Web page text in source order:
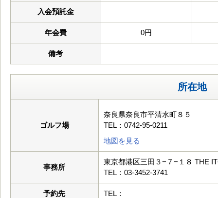
入会預託金
年会費 0円
備考
所在地
ゴルフ場
奈良県奈良市平清水町８５
TEL：0742-95-0211
地図を見る
事務所
東京都港区三田３−７−１８ THE
TEL：03-3452-3741
予約先 TEL：